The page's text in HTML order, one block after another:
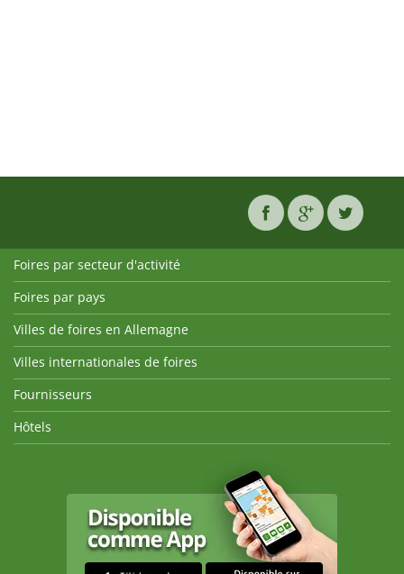
Foires par secteur d'activité
Foires par pays
Villes de foires en Allemagne
Villes internationales de foires
Fournisseurs
Hôtels